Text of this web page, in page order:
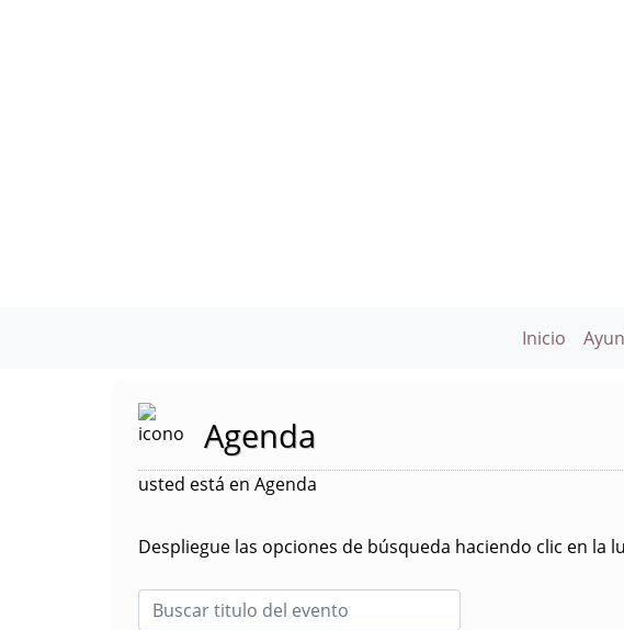
Inicio
Agenda
usted está en Agenda
Despliegue las opciones de búsqueda haciendo clic en la